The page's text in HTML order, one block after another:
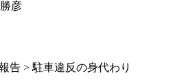
告 > 駐車違反の身代わり